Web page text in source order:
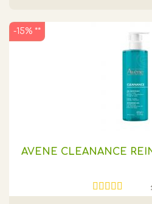
AVENE CLEANANCE
-15% **